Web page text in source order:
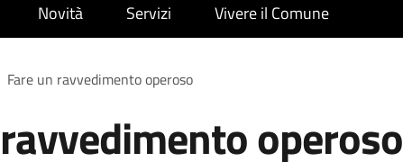
Novità Servizi Vivere il Comune
pane
Fare un ravvedimento operoso
operoso